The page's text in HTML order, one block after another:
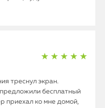
★ ★ ★ ★ ★
треснул экран.
бесплатный
приехал ко мне домой,